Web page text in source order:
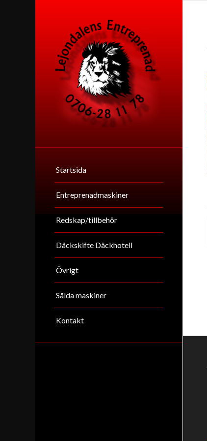
Startsida
Entreprenadmaskiner
Redskap/tillbehör
Däckskifte Däckhotell
Övrigt
Sålda maskiner
Kontakt